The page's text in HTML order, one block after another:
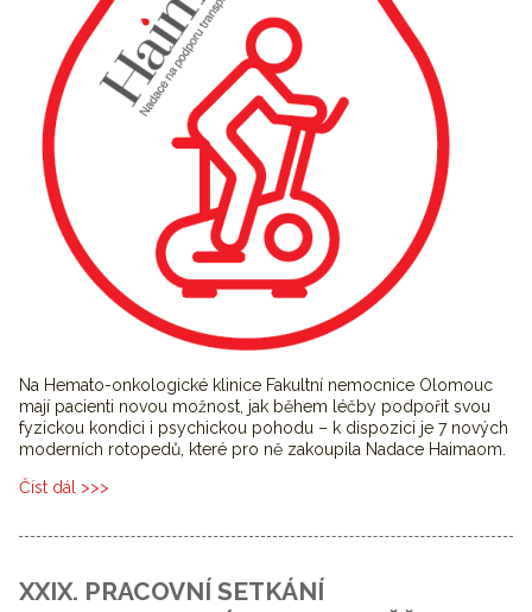
Na Hemato-onkologické klinice Fakultní nemocnice Olomouc
mají pacienti novou možnost, jak během léčby podpořit svou
fyzickou kondici i psychickou pohodu – k dispozici je 7 nových
moderních rotopedů, které pro ně zakoupila Nadace Haimaom.
Číst dál Nadace Haimaom zakoupila nové rotopedy pro pacienty
XXIX. PRACOVNÍ SETKÁNÍ